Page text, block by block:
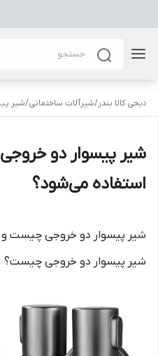
دیجی کالا بندر/شیرآلات ساختمانی/شیر
شیر پیسوار دو
استفاده می‌شود؟
شیر پیسوار دو خروجی چیست
شیر پیسوار دو خروجی چیست؟